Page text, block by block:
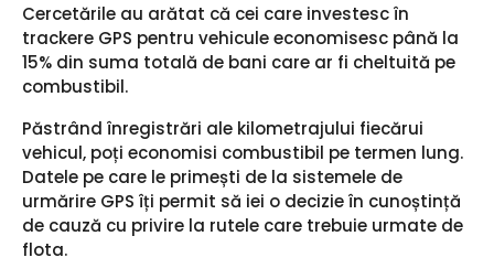
Cercetările au arătat că cei care investesc în
trackere GPS pentru vehicule economisesc până la
15% din suma totală de bani care ar fi cheltuită pe
combustibil.
Păstrând înregistrări ale kilometrajului fiecărui
vehicul, poți economisi combustibil pe termen lung.
Datele pe care le primești de la sistemele de
urmărire GPS îți permit să iei o decizie în cunoștință
de cauză cu privire la rutele care trebuie urmate de
flota.